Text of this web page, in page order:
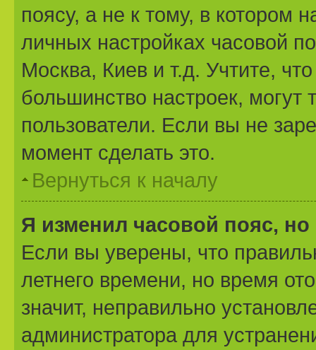
поясу, а не к тому, в котором
личных настройках часовой
Москва, Киев и т.д. Учтите,
большинство настроек, могут
пользователи. Если вы не
момент сделать это.
Вернуться к началу
Я изменил часовой пояс,
Если вы уверены, что
летнего времени, но время
значит, неправильно
администратора для